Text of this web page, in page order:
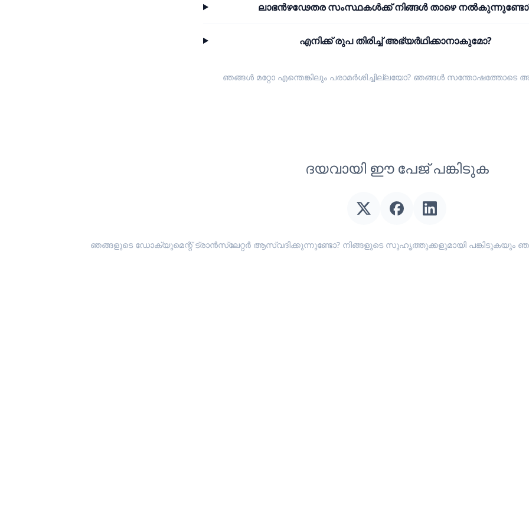
ലാഭൻഴഢേതര സംസ്ഥകൾക്ക് നിങ്ങൾ താഴെ
എനിക്ക് രുപ തിരിച്ച് അഭ്യർഥിക്കാനാകുമോ?
ഞങ്ങൾ മറ്റോ എന്തെങ്കിലും പരാമർശിച്ചില്ലയോ? ഞങ്ങൾ സന്തോഷത്തോടെ
ദയവായി ഈ പേജ് പങ്കിടുക
ഞങ്ങളുടെ ഡോക്യുമെന്റ് ട്രാൻസ്ലേറ്റർ ആസ്വദിക്കുന്നുണ്ടോ? നിങ്ങളുടെ സുഹൃത്തുക്കളുമായി പങ്കിടുകയും